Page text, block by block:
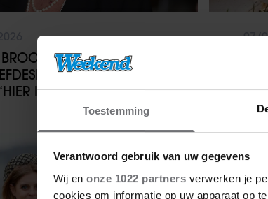
Toestemming
Verantwoord gebruik van uw gegevens
Wij en onze 1022 partners verwerken je
cookies om informatie op uw apparaat op
BLIKT TERUG OP
MET HERMAN
IS LOLA GEBOREN”
07/